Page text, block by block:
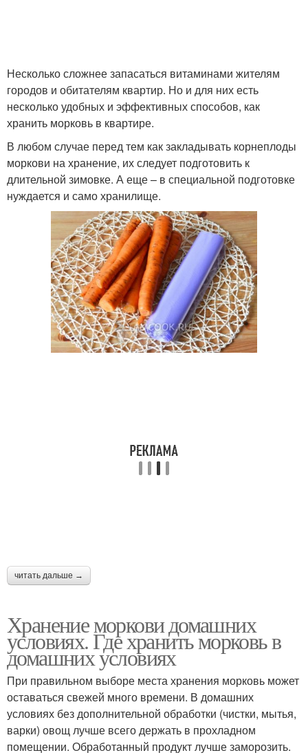
Хранение в воде
Хранение в
холодильнике
Несколько сложнее запасаться витаминами жителям
городов и обитателям квартир. Но и для них есть
несколько удобных и эффективных способов, как
хранить морковь в квартире.
В любом случае перед тем как закладывать корнеплоды
моркови на хранение, их следует подготовить к
длительной зимовке. А еще – в специальной подготовке
нуждается и само хранилище.
читать дальше →
Хранение моркови домашних
условиях. Где хранить морковь в
домашних условиях
При правильном выборе места хранения морковь может
оставаться свежей много времени. В домашних
условиях без дополнительной обработки (чистки, мытья,
варки) овощ лучше всего держать в прохладном
помещении. Обработанный продукт лучше заморозить.